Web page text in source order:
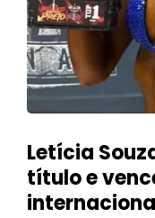
Letícia
título e